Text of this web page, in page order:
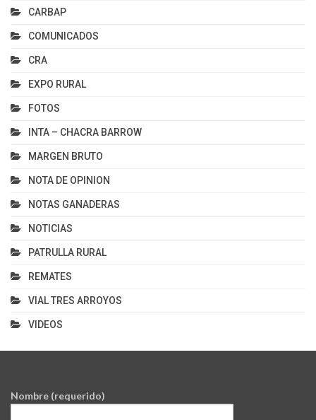
CARBAP
COMUNICADOS
CRA
EXPO RURAL
FOTOS
INTA – CHACRA BARROW
MARGEN BRUTO
NOTA DE OPINION
NOTAS GANADERAS
NOTICIAS
PATRULLA RURAL
REMATES
VIAL TRES ARROYOS
VIDEOS
Nombre (requerido)